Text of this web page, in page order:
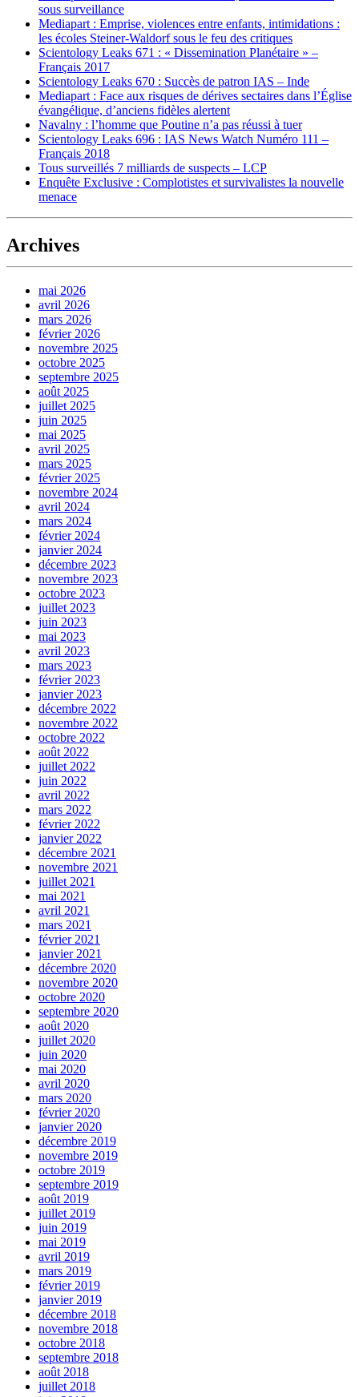
sous surveillance
Mediapart : Emprise, violences entre enfants, intimidations :
les écoles Steiner-Waldorf sous le feu des critiques
Scientology Leaks 671 : « Dissemination Planétaire » –
Français 2017
Scientology Leaks 670 : Succès de patron IAS – Inde
Mediapart : Face aux risques de dérives sectaires dans l’Église
évangélique, d’anciens fidèles alertent
Navalny : l’homme que Poutine n’a pas réussi à tuer
Scientology Leaks 696 : IAS News Watch Numéro 111 –
Français 2018
Tous surveillés 7 milliards de suspects – LCP
Enquête Exclusive : Complotistes et survivalistes la nouvelle
menace
Archives
mai 2026
avril 2026
mars 2026
février 2026
novembre 2025
octobre 2025
septembre 2025
août 2025
juillet 2025
juin 2025
mai 2025
avril 2025
mars 2025
février 2025
novembre 2024
avril 2024
mars 2024
février 2024
janvier 2024
décembre 2023
novembre 2023
octobre 2023
juillet 2023
juin 2023
mai 2023
avril 2023
mars 2023
février 2023
janvier 2023
décembre 2022
novembre 2022
octobre 2022
août 2022
juillet 2022
juin 2022
avril 2022
mars 2022
février 2022
janvier 2022
décembre 2021
novembre 2021
juillet 2021
mai 2021
avril 2021
mars 2021
février 2021
janvier 2021
décembre 2020
novembre 2020
octobre 2020
septembre 2020
août 2020
juillet 2020
juin 2020
mai 2020
avril 2020
mars 2020
février 2020
janvier 2020
décembre 2019
novembre 2019
octobre 2019
septembre 2019
août 2019
juillet 2019
juin 2019
mai 2019
avril 2019
mars 2019
février 2019
janvier 2019
décembre 2018
novembre 2018
octobre 2018
septembre 2018
août 2018
juillet 2018